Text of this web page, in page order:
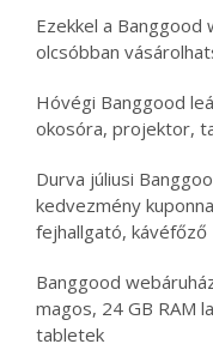
Ezekkel a Banggood
olcsóbban
Hóvégi Banggood
okosóra, projektor,
Durva júliusi
kedvezmény
fejhallgató, kávéfőző
Banggood
magos, 24 GB RAM
tabletek